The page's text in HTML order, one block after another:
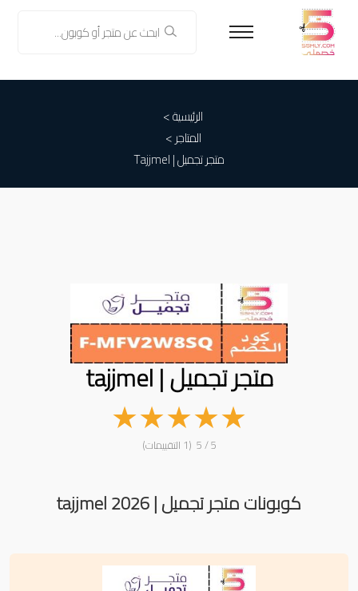
الرئيسية >
المتاجر >
متجر تجميل | Tajjmel
متجر تجميل | tajjmel
★
★
★
★
★ 5 / 5 (1 التقييمات)
كوبونات متجر تجميل | tajjmel 2026